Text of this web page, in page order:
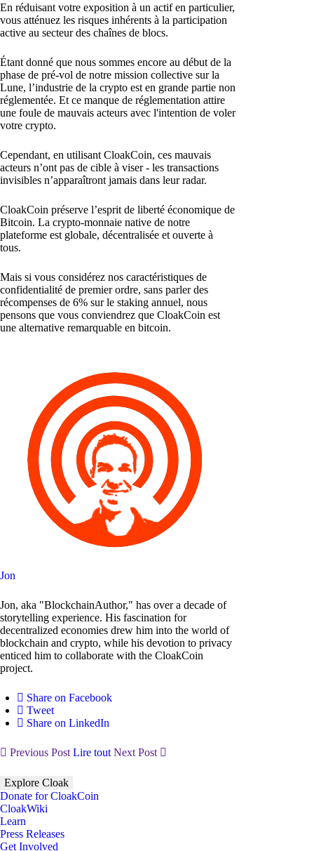
En réduisant votre exposition à un actif en particulier,
vous atténuez les risques inhérents à la participation
active au secteur des chaînes de blocs.
Étant donné que nous sommes encore au début de la
phase de pré-vol de notre mission collective sur la
Lune, l’industrie de la crypto est en grande partie non
réglementée. Et ce manque de réglementation attire
une foule de mauvais acteurs avec l'intention de voler
votre crypto.
Cependant, en utilisant CloakCoin, ces mauvais
acteurs n’ont pas de cible à viser - les transactions
invisibles n’apparaîtront jamais dans leur radar.
CloakCoin préserve l’esprit de liberté économique de
Bitcoin. La crypto-monnaie native de notre
plateforme est globale, décentralisée et ouverte à
tous.
Mais si vous considérez nos caractéristiques de
confidentialité de premier ordre, sans parler des
récompenses de 6% sur le staking annuel, nous
pensons que vous conviendrez que CloakCoin est
une alternative remarquable en bitcoin.
Jon
Jon, aka "BlockchainAuthor," has over a decade of
storytelling experience. His fascination for
decentralized economies drew him into the world of
blockchain and crypto, while his devotion to privacy
enticed him to collaborate with the CloakCoin
project.
Share on Facebook
Tweet
Share on LinkedIn
Previous Post Lire tout Next Post
Explore Cloak
Donate for CloakCoin
CloakWiki
Learn
Press Releases
Get Involved